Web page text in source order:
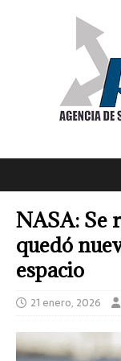
NASA: Se
quedó
espacio
21 enero, 2026